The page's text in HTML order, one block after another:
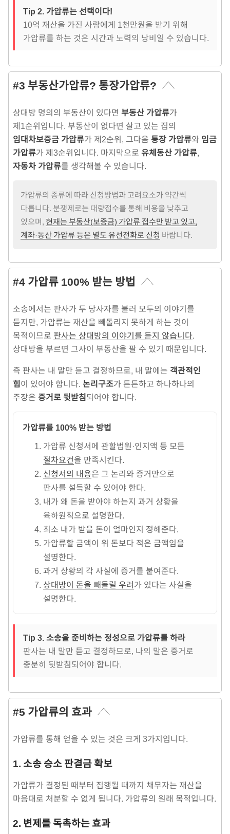
Tip 2. 가압류는 선택이다!
10억 재산을 가진 사람에게 1천만원을 받기 위해
가압류를 하는 것은 시간과 노력의 낭비일 수 있습니다.
#3 부동산가압류? 통장가압류?
상대방 명의의 부동산이 있다면 부동산 가압류가
제1순위입니다. 부동산이 없다면 살고 있는 집의
임대차보증금 가압류가 제2순위, 그다음 통장 가압류와 임금
가압류가 제3순위입니다. 마지막으로 유체동산 가압류,
자동차 가압류를 생각해볼 수 있습니다.
가압류의 종류에 따라 신청방법과 고려요소가 약간씩
다릅니다. 분쟁제로는 대량접수를 통해 비용을 낮추고
있으며,현재는 부동산(보증금) 가압류 접수만 받고 있고,
계좌·동산 가압류 등은 별도 유선전화로 신청 바랍니다.
#4 가압류 100% 받는 방법
소송에서는 판사가 두 당사자를 불러 모두의 이야기를
듣지만, 가압류는 재산을 빼돌리지 못하게 하는 것이
목적이므로 판사는 상대방의 이야기를 듣지 않습니다.
상대방을 부르면 그사이 부동산을 팔 수 있기 때문입니다.
즉 판사는 내 말만 듣고 결정하므로, 내 말에는 객관적인
힘이 있어야 합니다. 논리구조가 튼튼하고 하나하나의
주장은 증거로 뒷받침되어야 합니다.
가압류를 100% 받는 방법
가압류 신청서에 관할법원·인지액 등 모든
절차요건을 만족시킨다.
신청서의 내용은 그 논리와 증거만으로
판사를 설득할 수 있어야 한다.
내가 왜 돈을 받아야 하는지 과거 상황을
육하원칙으로 설명한다.
최소 내가 받을 돈이 얼마인지 정해준다.
가압류할 금액이 위 돈보다 적은 금액임을
설명한다.
과거 상황의 각 사실에 증거를 붙여준다.
상대방이 돈을 빼돌릴 우려가 있다는 사실을
설명한다.
Tip 3. 소송을 준비하는 정성으로 가압류를 하라
판사는 내 말만 듣고 결정하므로, 나의 말은 증거로
충분히 뒷받침되어야 합니다.
#5 가압류의 효과
가압류를 통해 얻을 수 있는 것은 크게 3가지입니다.
1. 소송 승소 판결금 확보
가압류가 결정된 때부터 집행될 때까지 채무자는 재산을
마음대로 처분할 수 없게 됩니다. 가압류의 원래 목적입니다.
2. 변제를 독촉하는 효과